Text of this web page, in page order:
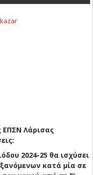
ΕΠΣΝ Λάρισας
2024-25 θα ισχύσει
κατά μία σε